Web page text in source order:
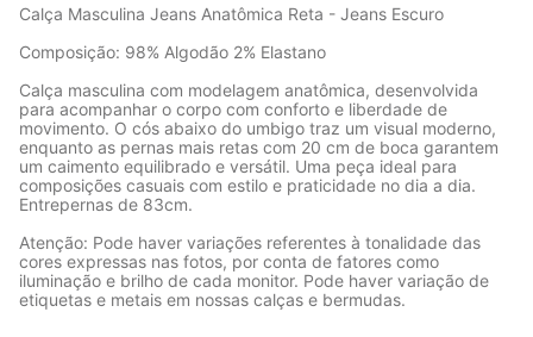
Calça Masculina Jeans Anatômica Reta - Jeans Escuro
Composição: 98% Algodão 2% Elastano
Calça masculina com modelagem anatômica, desenvolvida
para acompanhar o corpo com conforto e liberdade de
movimento. O cós abaixo do umbigo traz um visual moderno,
enquanto as pernas mais retas com 20 cm de boca garantem
um caimento equilibrado e versátil. Uma peça ideal para
composições casuais com estilo e praticidade no dia a dia.
Entrepernas de 83cm.
Atenção: Pode haver variações referentes à tonalidade das
cores expressas nas fotos, por conta de fatores como
iluminação e brilho de cada monitor. Pode haver variação de
etiquetas e metais em nossas calças e bermudas.